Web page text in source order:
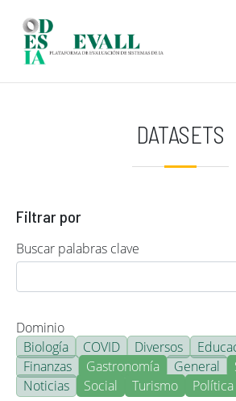
DATASETS
Filtrar por
Buscar palabras clave
Dominio
Biología
COVID Diversos
Finanzas
Gastronomía General
Noticias
Social Turismo Política